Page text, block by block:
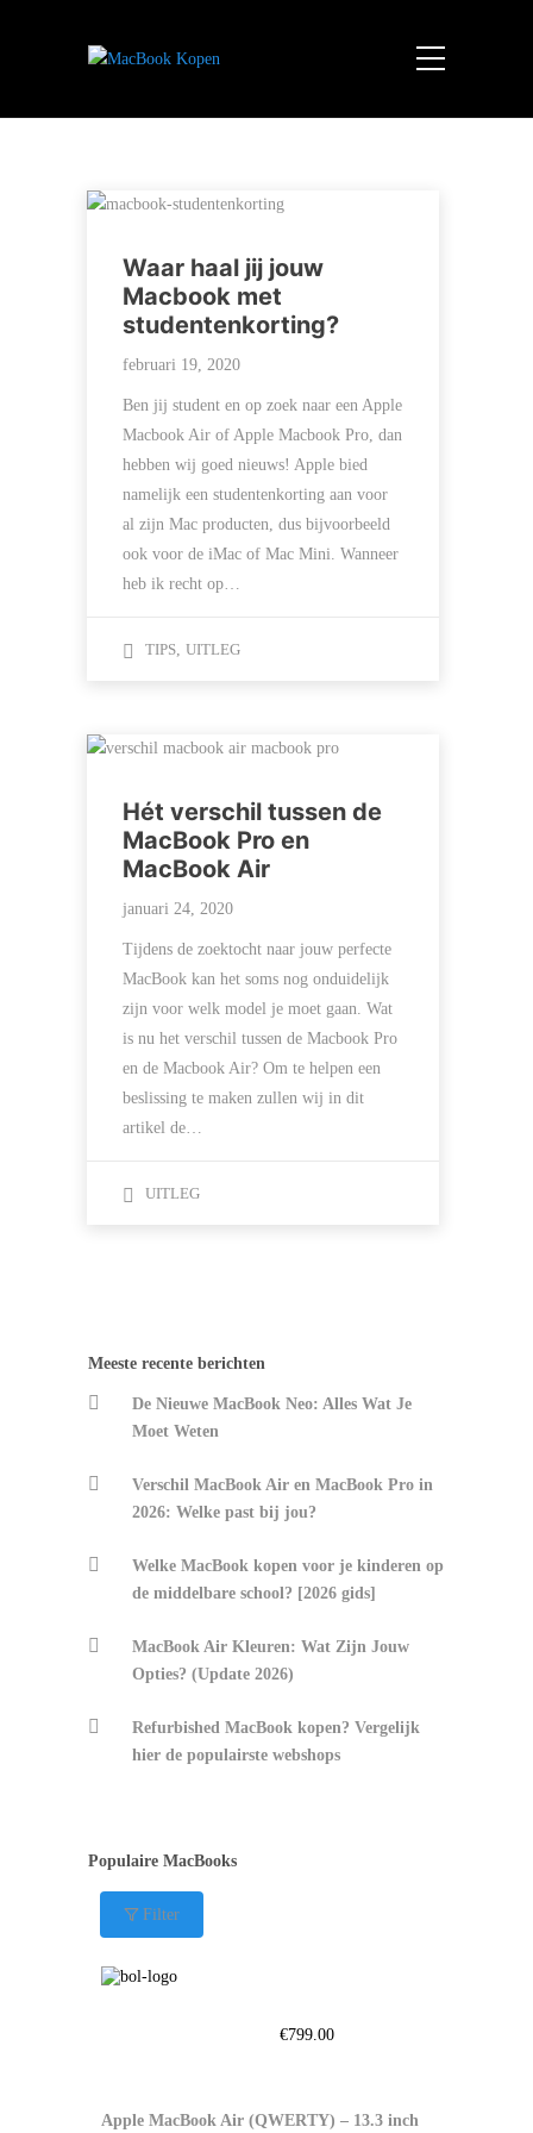
Waar haal jij jouw
Macbook met
studentenkorting?
februari 19, 2020
Ben jij student en op zoek naar een Apple
Macbook Air of Apple Macbook Pro, dan
hebben wij goed nieuws! Apple bied
namelijk een studentenkorting aan voor
al zijn Mac producten, dus bijvoorbeeld
ook voor de iMac of Mac Mini. Wanneer
heb ik recht op…
TIPS, UITLEG
Hét verschil tussen de
MacBook Pro en
MacBook Air
januari 24, 2020
Tijdens de zoektocht naar jouw perfecte
MacBook kan het soms nog onduidelijk
zijn voor welk model je moet gaan. Wat
is nu het verschil tussen de Macbook Pro
en de Macbook Air? Om te helpen een
beslissing te maken zullen wij in dit
artikel de…
UITLEG
Meeste recente berichten
De Nieuwe MacBook Neo: Alles Wat Je
Moet Weten
Verschil MacBook Air en MacBook Pro in
2026: Welke past bij jou?
Welke MacBook kopen voor je kinderen op
de middelbare school? [2026 gids]
MacBook Air Kleuren: Wat Zijn Jouw
Opties? (Update 2026)
Refurbished MacBook kopen? Vergelijk
hier de populairste webshops
Populaire MacBooks
Filter
€799.00
Apple MacBook Air (QWERTY) – 13.3 inch